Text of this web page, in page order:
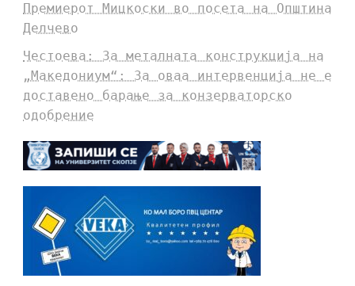
Премиерот Мицкоски во посета на Општина
Делчево
Честоева: За металната конструкција на
„Македониум“: За оваа интервенција не е
доставено барање за конзерваторско
одобрение